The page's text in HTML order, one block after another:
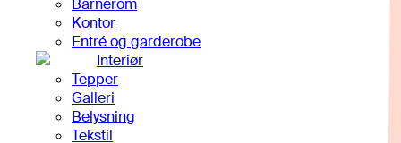
Barnerom
Kontor
Entré og garderobe
Interiør
Tepper
Galleri
Belysning
Tekstil